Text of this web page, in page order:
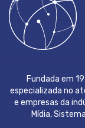
Fundada em
especializada no
e empresas da
Mídia,